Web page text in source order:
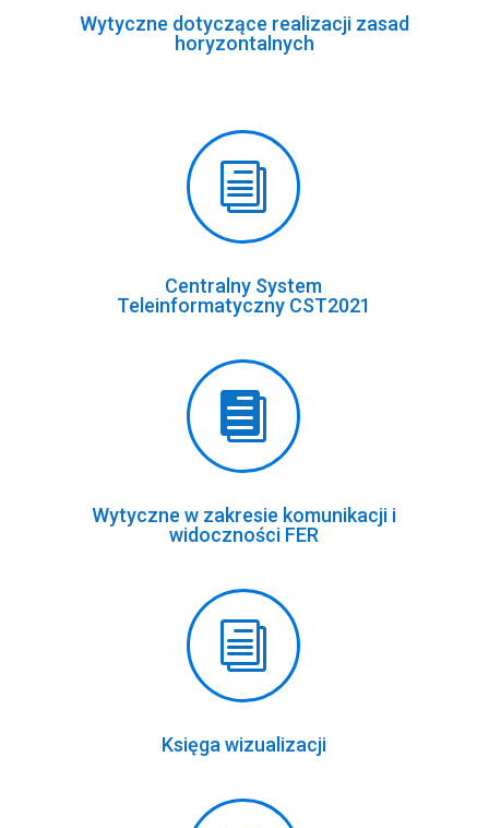
Wytyczne dotyczące realizacji zasad
horyzontalnych
i
Centralny System
Teleinformatyczny CST2021

Wytyczne w zakresie komunikacji i
widoczności FER
i
Księga wizualizacji